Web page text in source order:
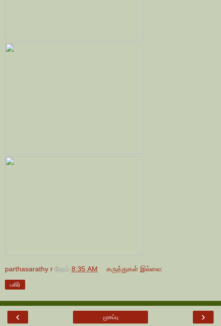
parthasarathy r நேரம் 8:35 AM கருத்துகள் இல்லை:
பகிர்
‹ ›
முகப்பு